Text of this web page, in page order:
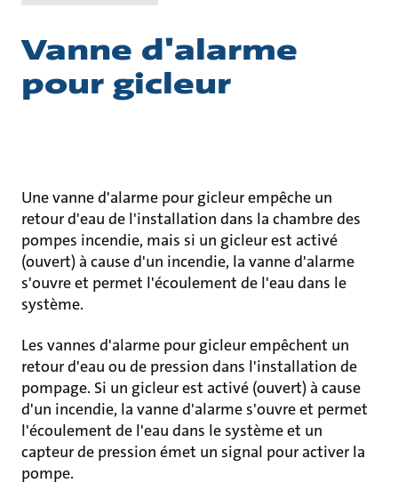
Vanne d'alarme
pour gicleur
Une vanne d'alarme pour gicleur empêche un
retour d'eau de l'installation dans la chambre des
pompes incendie, mais si un gicleur est activé
(ouvert) à cause d'un incendie, la vanne d'alarme
s'ouvre et permet l'écoulement de l'eau dans le
système.
Les vannes d'alarme pour gicleur empêchent un
retour d'eau ou de pression dans l'installation de
pompage. Si un gicleur est activé (ouvert) à cause
d'un incendie, la vanne d'alarme s'ouvre et permet
l'écoulement de l'eau dans le système et un
capteur de pression émet un signal pour activer la
pompe.